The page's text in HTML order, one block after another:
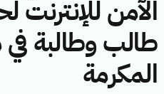
طالب وطالبة
المكرمة